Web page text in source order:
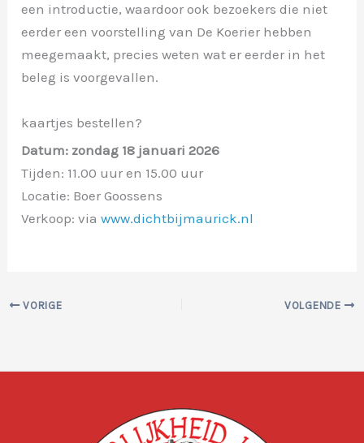
een introductie, waardoor ook bezoekers die niet
eerder een voorstelling van De Koerier hebben
meegemaakt, precies weten wat er eerder in het
beleg is voorgevallen.
kaartjes bestellen?
Datum: zondag 18 januari 2026
Tijden: 11.00 uur en 15.00 uur
Locatie: Boer Goossens
Verkoop: viawww.dichtbijmaurick.nl
VORIGE VOLGENDE